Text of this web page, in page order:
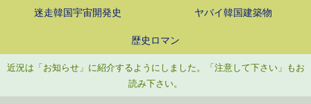
迷走韓国宇宙開発史 ヤバイ韓国建築物
歴史ロマン
近況は「お知らせ」に紹介するようにしました。「注意して下さい」もお
読み下さい。